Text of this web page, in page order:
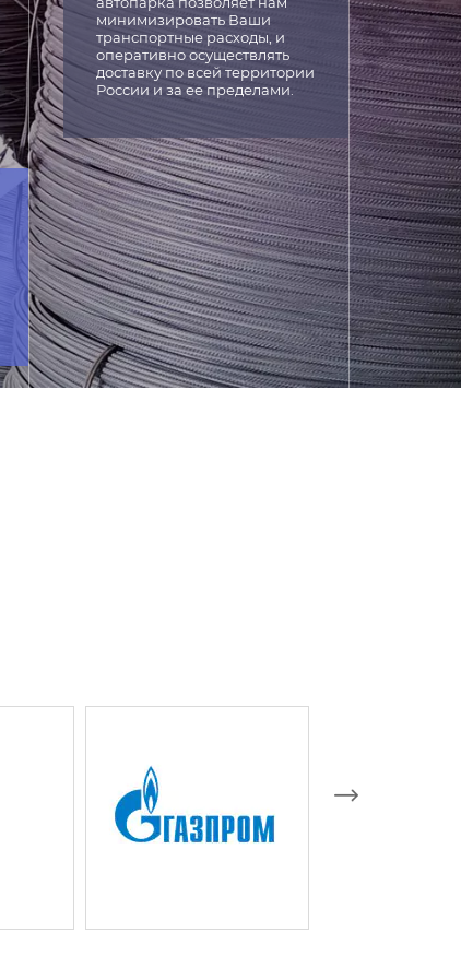
минимизировать Ваши
транспортные расходы, и
оперативно осуществлять
доставку по всей территории
России и за ее пределами.